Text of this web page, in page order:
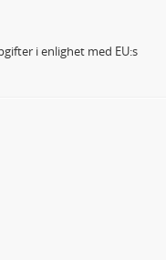
i enlighet med EU:s